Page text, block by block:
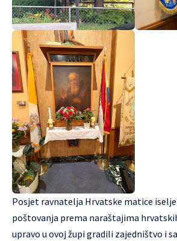
Posjet ravnatelja Hrvatske matice
poštovanja prema naraštajima
upravo u ovoj župi gradili zajedništvo i